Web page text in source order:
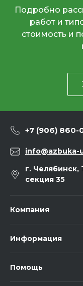
Подробно
работ и
стоимость и
+7 (906) 860-
info@azbuka-
г. Челябинск,
секция 35
Компания
Информация
Помощь